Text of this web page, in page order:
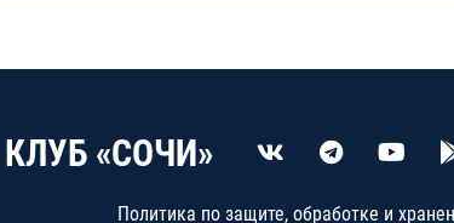
«СОЧИ»
Политика по защите, обработке и